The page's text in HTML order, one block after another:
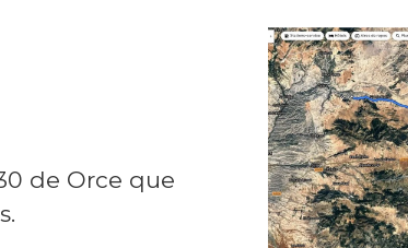
de Orce que